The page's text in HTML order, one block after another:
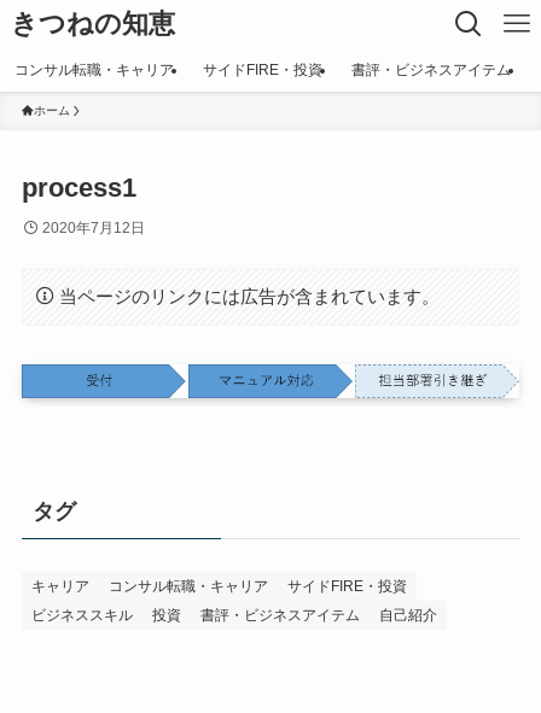
きつねの知恵
コンサル転職・キャリア サイドFIRE・投資 書評・ビジネスアイテム
ホーム
process1
2020年7月12日
当ページのリンクには広告が含まれています。
タグ
キャリア コンサル転職・キャリア
サイドFIRE・投資
ビジネススキル
投資 書評・ビジネスアイテム 自己紹介